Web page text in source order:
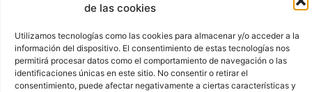
de las cookies
Utilizamos tecnologías como las cookies para almacenar y/o acceder a la
información del dispositivo. El consentimiento de estas tecnologías nos
permitirá procesar datos como el comportamiento de navegación o las
identificaciones únicas en este sitio. No consentir o retirar el
consentimiento, puede afectar negativamente a ciertas características y
DESARROLLADO POR TOOOLS.